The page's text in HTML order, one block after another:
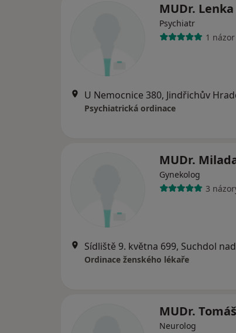
MUDr.
Psychiatr
1 názor
U Nemocnice 380, Jindřichův
Psychiatrická ordinace
MUDr.
Gynekolog
3
Ordinace ženského lékaře
MUDr.
Neurolog